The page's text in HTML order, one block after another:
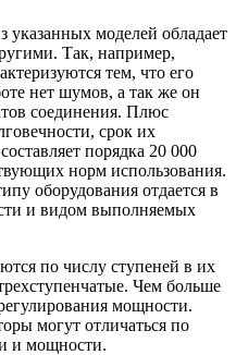
указанных моделей обладает
Так, например,
тем, что его
нет шумов, а так же он
соединения. Плюс
срок их
порядка 20 000
норм использования.
оборудования отдается в
и видом выполняемых
по числу ступеней в их
Чем больше
мощности.
могут отличаться по
и мощности.